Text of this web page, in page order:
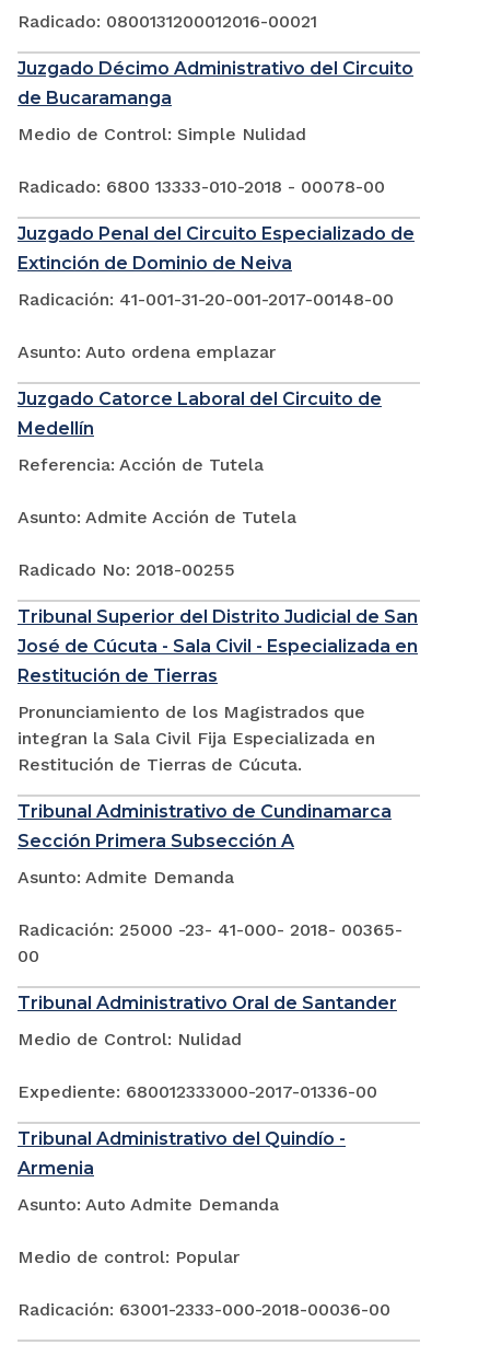
Radicado: 0800131200012016-00021
Juzgado Décimo Administrativo del Circuito
de Bucaramanga
Medio de Control: Simple Nulidad
Radicado: 6800 13333-010-2018 - 00078-00
Juzgado Penal del Circuito Especializado de
Extinción de Dominio de Neiva
Radicación: 41-001-31-20-001-2017-00148-00
Asunto: Auto ordena emplazar
Juzgado Catorce Laboral del Circuito de
Medellín
Referencia: Acción de Tutela
Asunto: Admite Acción de Tutela
Radicado No: 2018-00255
Tribunal Superior del Distrito Judicial de San
José de Cúcuta - Sala Civil - Especializada en
Restitución de Tierras
Pronunciamiento de los Magistrados que
integran la Sala Civil Fija Especializada en
Restitución de Tierras de Cúcuta.
Tribunal Administrativo de Cundinamarca
Sección Primera Subsección A
Asunto: Admite Demanda
Radicación: 25000 -23- 41-000- 2018- 00365-
00
Tribunal Administrativo Oral de Santander
Medio de Control: Nulidad
Expediente: 680012333000-2017-01336-00
Tribunal Administrativo del Quindío -
Armenia
Asunto: Auto Admite Demanda
Medio de control: Popular
Radicación: 63001-2333-000-2018-00036-00